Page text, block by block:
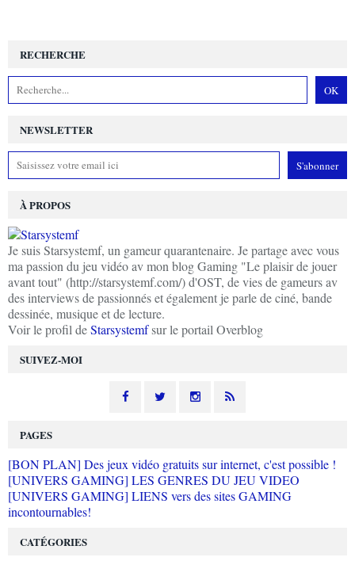
NEWSLETTER
SUIVEZ-MOI
RECHERCHE
À PROPOS
Je suis Starsystemf, un gameur quarantenaire. Je partage avec vous
ma passion du jeu vidéo av mon blog Gaming "Le plaisir de jouer
avant tout" (http://starsystemf.com/) d'OST, de vies de gameurs av
des interviews de passionnés et également je parle de ciné, bande
dessinée, musique et de lecture.
Voir le profil deStarsystemfsur le portail Overblog
PAGES
[BON PLAN] Des jeux vidéo gratuits sur internet, c'est possible !
[UNIVERS GAMING] LES GENRES DU JEU VIDEO
[UNIVERS GAMING] LIENS vers des sites GAMING
incontournables!
CATÉGORIES